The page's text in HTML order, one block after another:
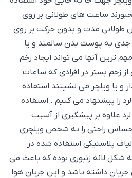
ساعت های طولانی بر روی
طولانی مدت و بدون حرکت بر روی
به پوست بدن سالمند و یا
ترین آنها می تواند ایجاد زخم
از زخم بستر در افرادی که ساعات
و یا ویلچر می نشینند استفاده
را پیشنهاد می کنیم . استفاده
علاوه بر پیشگیری از آسیب
راحتی را به شخص ویلچری
پلاستیکی استفاده شده در
لانه زنبوری بوده که باعث می
داشته باشد و این جریان هوا